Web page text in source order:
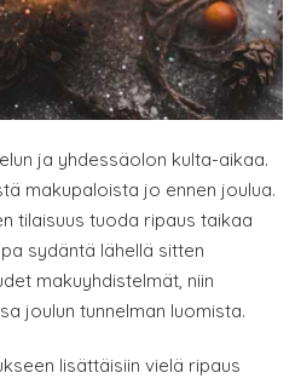
ja yhdessäolon kulta-aikaa.
makupaloista jo ennen joulua.
tilaisuus tuoda ripaus taikaa
sydäntä lähellä sitten
makuyhdistelmät, niin
joulun tunnelman luomista.
lisättäisiin vielä ripaus